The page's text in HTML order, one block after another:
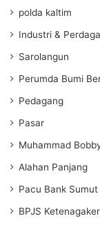
polda kaltim
Industri &
Sarolangun
Perumda Bumi
Pedagang
Pasar
Muhammad
Alahan Panjang
Pacu Bank
BPJS